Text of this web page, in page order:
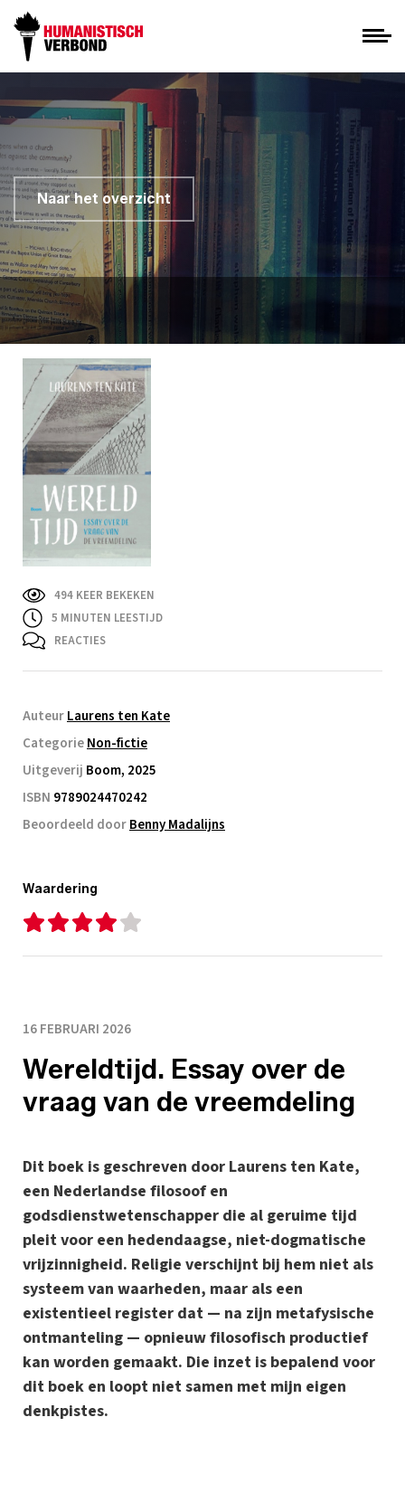
Naar het overzicht
494 KEER BEKEKEN
5 MINUTEN LEESTIJD
REACTIES
AuteurLaurens ten Kate
CategorieNon-fictie
Uitgeverij Boom, 2025
ISBN 9789024470242
Beoordeeld doorBenny Madalijns
Waardering
16 FEBRUARI 2026
Wereldtijd. Essay over de
vraag van de vreemdeling
Dit boek is geschreven door Laurens ten Kate,
een Nederlandse filosoof en
godsdienstwetenschapper die al geruime tijd
pleit voor een hedendaagse, niet-dogmatische
vrijzinnigheid. Religie verschijnt bij hem niet als
systeem van waarheden, maar als een
existentieel register dat — na zijn metafysische
ontmanteling — opnieuw filosofisch productief
kan worden gemaakt. Die inzet is bepalend voor
dit boek en loopt niet samen met mijn eigen
denkpistes.